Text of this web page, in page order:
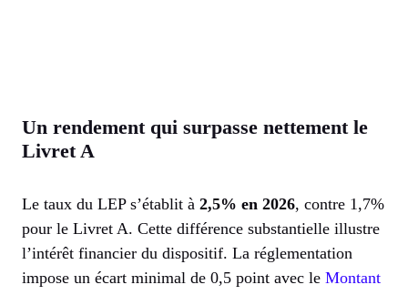
Un rendement qui surpasse nettement le
Livret A
Le taux du LEP s’établit à 2,5% en 2026, contre 1,7%
pour le Livret A. Cette différence substantielle illustre
l’intérêt financier du dispositif. La réglementation
impose un écart minimal de 0,5 point avec le Montant